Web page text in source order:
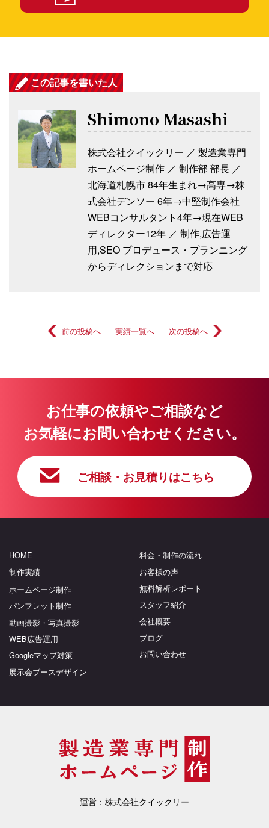
この記事を書いた人
Shimono Masashi
株式会社クイックリー ／ 製造業専門
ホームページ制作 ／ 制作部 部長 ／
北海道札幌市 84年生まれ→高専→株
式会社デンソー 6年→中堅制作会社
WEBコンサルタント4年→現在WEB
ディレクター12年 ／ 制作,広告運
用,SEO プロデュース・プランニング
からディレクションまで対応
前の投稿へ 実績一覧へ 次の投稿へ
お仕事の依頼やご相談など
お気軽にお問い合わせください。
ご相談・お見積りはこちら
運営：株式会社クイックリー
HOME
制作実績
ホームページ制作
パンフレット制作
動画撮影・写真撮影
WEB広告運用
Googleマップ対策
展示会ブースデザイン
料金・制作の流れ
お客様の声
無料解析レポート
スタッフ紹介
会社概要
ブログ
お問い合わせ